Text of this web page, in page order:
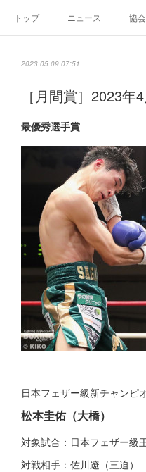
トップ ニュース 協
2023.05.09 07:51
［月間賞］2023年
最優秀選手賞
日本フェザー級新チャンピ
松本圭佑 （大橋）
対象試合：日本フェザー級
対戦相手：佐川遼（三迫）